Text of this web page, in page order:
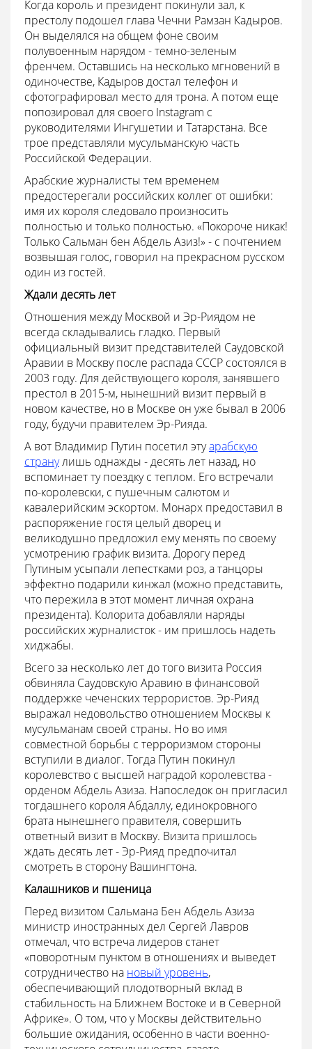
Когда король и президент покинули зал, к
престолу подошел глава Чечни Рамзан Кадыров.
Он выделялся на общем фоне своим
полувоенным нарядом - темно-зеленым
френчем. Оставшись на несколько мгновений в
одиночестве, Кадыров достал телефон и
сфотографировал место для трона. А потом еще
попозировал для своего Instagram с
руководителями Ингушетии и Татарстана. Все
трое представляли мусульманскую часть
Российской Федерации.
Арабские журналисты тем временем
предостерегали российских коллег от ошибки:
имя их короля следовало произносить
полностью и только полностью. «Покороче никак!
Только Сальман бен Абдель Азиз!» - с почтением
возвышая голос, говорил на прекрасном русском
один из гостей.
Ждали десять лет
Отношения между Москвой и Эр-Риядом не
всегда складывались гладко. Первый
официальный визит представителей Саудовской
Аравии в Москву после распада СССР состоялся в
2003 году. Для действующего короля, занявшего
престол в 2015-м, нынешний визит первый в
новом качестве, но в Москве он уже бывал в 2006
году, будучи правителем Эр-Рияда.
А вот Владимир Путин посетил этуарабскую
странулишь однажды - десять лет назад, но
вспоминает ту поездку с теплом. Его встречали
по-королевски, с пушечным салютом и
кавалерийским эскортом. Монарх предоставил в
распоряжение гостя целый дворец и
великодушно предложил ему менять по своему
усмотрению график визита. Дорогу перед
Путиным усыпали лепестками роз, а танцоры
эффектно подарили кинжал (можно представить,
что пережила в этот момент личная охрана
президента). Колорита добавляли наряды
российских журналисток - им пришлось надеть
хиджабы.
Всего за несколько лет до того визита Россия
обвиняла Саудовскую Аравию в финансовой
поддержке чеченских террористов. Эр-Рияд
выражал недовольство отношением Москвы к
мусульманам своей страны. Но во имя
совместной борьбы с терроризмом стороны
вступили в диалог. Тогда Путин покинул
королевство с высшей наградой королевства -
орденом Абдель Азиза. Напоследок он пригласил
тогдашнего короля Абдаллу, единокровного
брата нынешнего правителя, совершить
ответный визит в Москву. Визита пришлось
ждать десять лет - Эр-Рияд предпочитал
смотреть в сторону Вашингтона.
Калашников и пшеница
Перед визитом Сальмана Бен Абдель Азиза
министр иностранных дел Сергей Лавров
отмечал, что встреча лидеров станет
«поворотным пунктом в отношениях и выведет
сотрудничество на новый уровень,
обеспечивающий плодотворный вклад в
стабильность на Ближнем Востоке и в Северной
Африке». О том, что у Москвы действительно
большие ожидания, особенно в части военно-